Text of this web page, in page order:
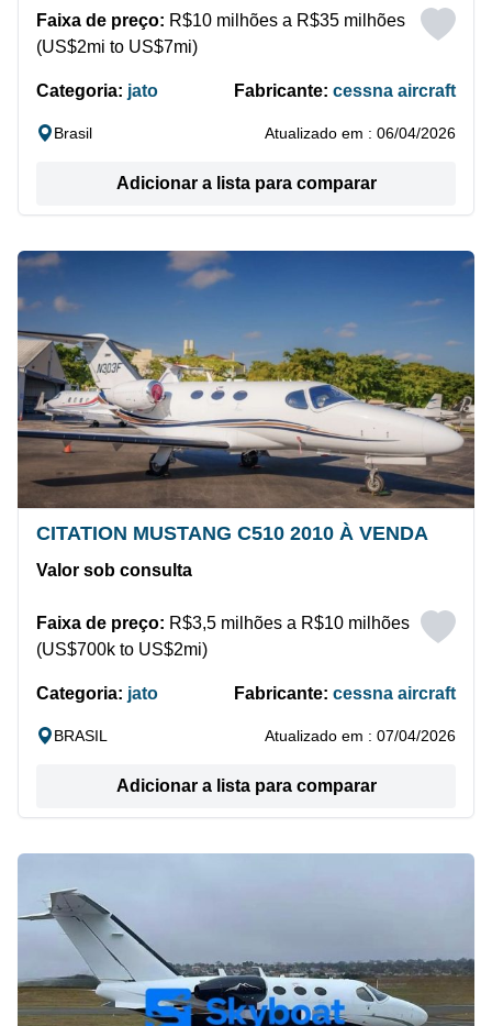
Faixa de preço: R$10 milhões a R$35 milhões
(US$2mi to US$7mi)
Categoria: jato Fabricante: cessna aircraft
Brasil Atualizado em : 06/04/2026
Adicionar a lista para comparar
CITATION MUSTANG C510 2010 À VENDA
Valor sob consulta
Faixa de preço: R$3,5 milhões a R$10 milhões
(US$700k to US$2mi)
Categoria: jato Fabricante: cessna aircraft
BRASIL Atualizado em : 07/04/2026
Adicionar a lista para comparar